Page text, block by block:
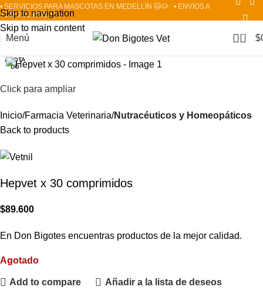
Skip to navigation
Skip to main content
• SERVICIOS PARA MASCOTAS EN MEDELLÍN 🐱🐶
• ENVÍOS A
TODO EL PAÍS 📦✈️
Menú 0 $
AGOTA
DO
Click para ampliar
Inicio Farmacia Veterinaria Nutracéuticos y Homeopáticos
Back to products
Hepvet x 30 comprimidos
$89.600
En Don Bigotes encuentras productos de la mejor calidad.
Agotado
Add to compare Añadir a la lista de deseos